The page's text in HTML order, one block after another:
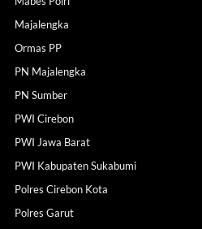
Majalengka
Ormas PP
PN Majalengka
PN Sumber
PWI Cirebon
PWI Jawa Barat
PWI Kabupaten Sukabumi
Polres Cirebon Kota
Polres Garut